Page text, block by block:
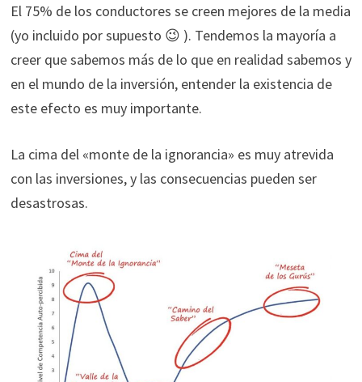
El 75% de los conductores se creen mejores de la media
(yo incluido por supuesto 😉 ). Tendemos la mayoría a
creer que sabemos más de lo que en realidad sabemos y
en el mundo de la inversión, entender la existencia de
este efecto es muy importante.
La cima del «monte de la ignorancia» es muy atrevida
con las inversiones, y las consecuencias pueden ser
desastrosas.